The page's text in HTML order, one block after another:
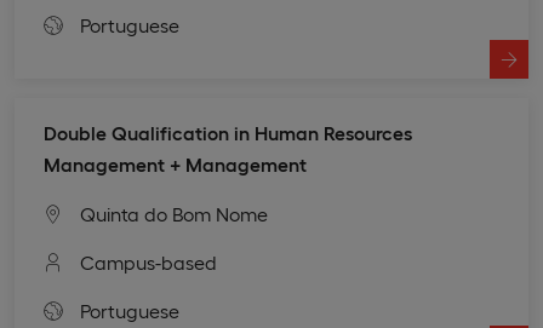
Portuguese
Double Qualification in Human Resources
Management + Management
Quinta do Bom Nome
Campus-based
Portuguese